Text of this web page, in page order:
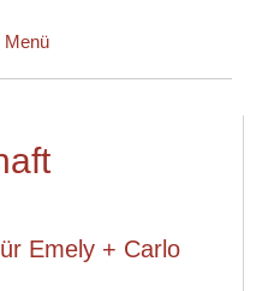
Menü